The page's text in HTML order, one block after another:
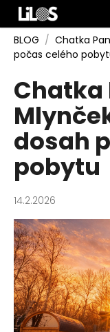
Prejsť
obsah
BLOG / Chatka
počas celého
Chatka
dosah
pobytu
14.2.2026
o Späť
Späť
o
p
o
t
r
e
b
u
j
e
t
e
n
á